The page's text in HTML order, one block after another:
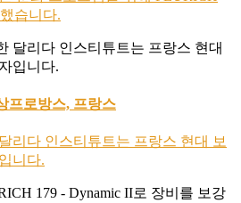
습니다.
프로방스, 프랑스
리다 인스티튜트는 프랑스 현대 보
니다.